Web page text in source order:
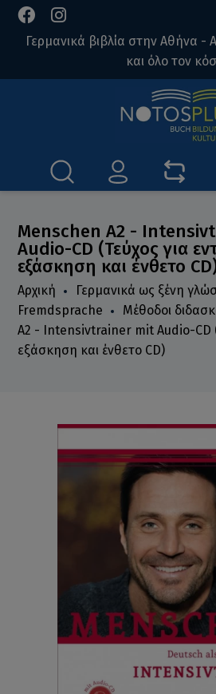
Γερμανικά βιβλία στην Αθήνα -
και όλο τον
Menschen A2 -
Audio-CD (Τεύχος για
εξάσκηση και ένθετο
Αρχική
Γερμανικά ως ξένη
Fremdsprache
Μέθοδοι
A2 - Intensivtrainer mit Audio-CD
εξάσκηση και ένθετο CD)